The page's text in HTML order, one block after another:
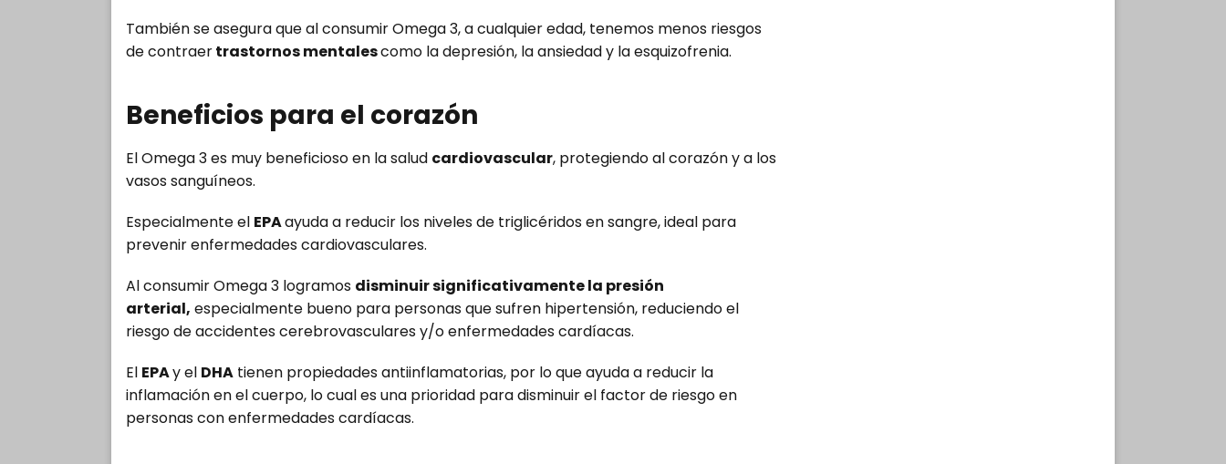
También se asegura que al consumir Omega 3, a cualquier edad, tenemos menos riesgos
de contraertrastornos mentalescomo la depresión, la ansiedad y la esquizofrenia.
Beneficios para el corazón
El Omega 3 es muy beneficioso en la salud cardiovascular, protegiendo al corazón y a los
vasos sanguíneos.
Especialmente el EPAayuda a reducir los niveles de triglicéridos en sangre, ideal para
prevenir enfermedades cardiovasculares.
Al consumir Omega 3 logramos disminuir significativamente la presión
arterial, especialmente bueno para personas que sufren hipertensión, reduciendo el
riesgo de accidentes cerebrovasculares y/o enfermedades cardíacas.
El EPAy el DHA tienen propiedades antiinflamatorias, por lo que ayuda a reducir la
inflamación en el cuerpo, lo cual es una prioridad para disminuir el factor de riesgo en
personas con enfermedades cardíacas.